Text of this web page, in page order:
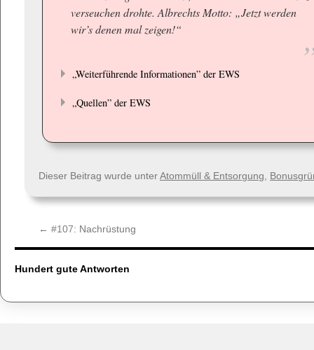
verseuchen drohte. Albrechts Motto: „Jetzt werden
wir’s denen mal zeigen!“
„Weiterführende Informationen” der EWS
„Quellen” der EWS
Dieser Beitrag wurde unterAtommüll & Entsorgung
← #107: Nachrüstung
Hundert gute Antworten